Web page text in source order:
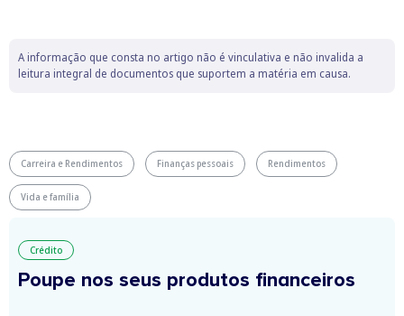
A informação que consta no artigo não é vinculativa e não invalida a
leitura integral de documentos que suportem a matéria em causa.
Carreira e Rendimentos Finanças pessoais Rendimentos
Vida e família
Crédito
Poupe nos seus produtos financeiros